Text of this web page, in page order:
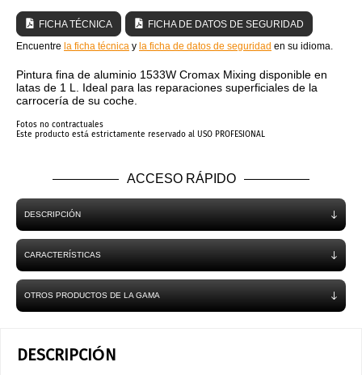
FICHA TÉCNICA
FICHA DE DATOS DE SEGURIDAD
Encuentre la ficha técnica y la ficha de datos de seguridad en su idioma.
Pintura fina de aluminio 1533W Cromax Mixing disponible en
latas de 1 L. Ideal para las reparaciones superficiales de la
carrocería de su coche.
Fotos no contractuales
Este producto está estrictamente reservado al USO PROFESIONAL
ACCESO RÁPIDO
DESCRIPCIÓN
CARACTERÍSTICAS
OTROS PRODUCTOS DE LA GAMA
DESCRIPCIÓN